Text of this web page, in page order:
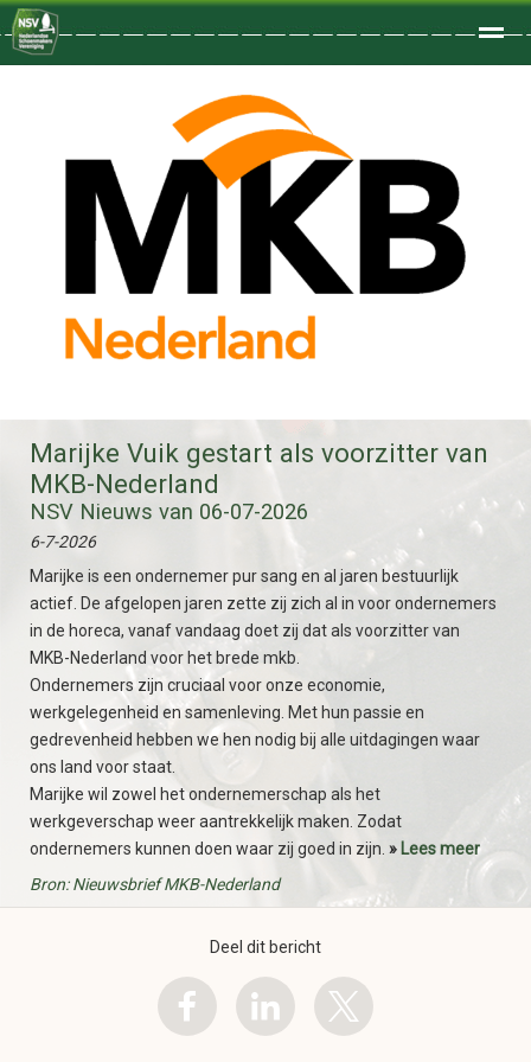
Zoeken Foto's
Marijke Vuik gestart als voorzitter van
MKB-Nederland
NSV Nieuws van 06-07-2026
6-7-2026
Marijke is een ondernemer pur sang en al jaren bestuurlijk
actief. De afgelopen jaren zette zij zich al in voor ondernemers
in de horeca, vanaf vandaag doet zij dat als voorzitter van
MKB-Nederland voor het brede mkb.
Ondernemers zijn cruciaal voor onze economie,
werkgelegenheid en samenleving. Met hun passie en
gedrevenheid hebben we hen nodig bij alle uitdagingen waar
ons land voor staat.
Marijke wil zowel het ondernemerschap als het
werkgeverschap weer aantrekkelijk maken. Zodat
ondernemers kunnen doen waar zij goed in zijn. » Lees meer
Bron: Nieuwsbrief MKB-Nederland
Deel dit bericht